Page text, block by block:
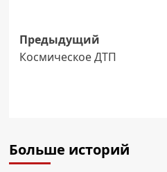
Навигация
записи
Предыдущий
Космическое ДТП
Больше историй